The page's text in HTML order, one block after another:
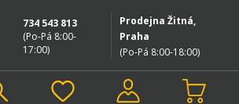
Prodejna Žitná,
Praha
(Po-Pá 8:00-18:00)
734 543 813
(Po-Pá 8:00-
17:00)